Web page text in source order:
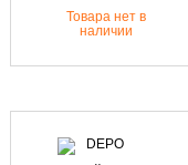
Товара нет в
наличии